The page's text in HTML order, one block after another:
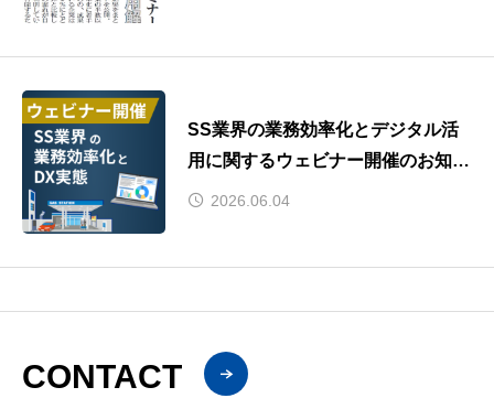
SS業界の業務効率化とデジタル活
用に関するウェビナー開催のお知ら
せ 2026.06.04
CONTACT